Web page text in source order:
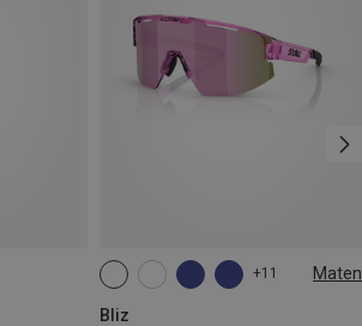
+11 Maten
Bliz
ONE SIZE